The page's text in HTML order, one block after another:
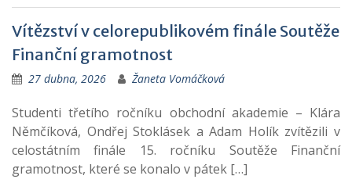
Vítězství v celorepublikovém finále Soutěže
Finanční gramotnost
27 dubna, 2026 Žaneta Vomáčková
Studenti třetího ročníku obchodní akademie – Klára
Němčíková, Ondřej Stoklásek a Adam Holík zvítězili v
celostátním finále 15. ročníku Soutěže Finanční
gramotnost, které se konalo v pátek […]